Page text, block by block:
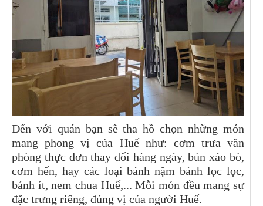
Đến với quán bạn sẽ tha hồ chọn những món
mang phong vị của Huế như: cơm trưa văn
phòng thực đơn thay đổi hàng ngày, bún xáo bò,
cơm hến, hay các loại bánh nậm bánh lọc lọc,
bánh ít, nem chua Huế,... Mỗi món đều mang sự
đặc trưng riêng, đúng vị của người Huế.